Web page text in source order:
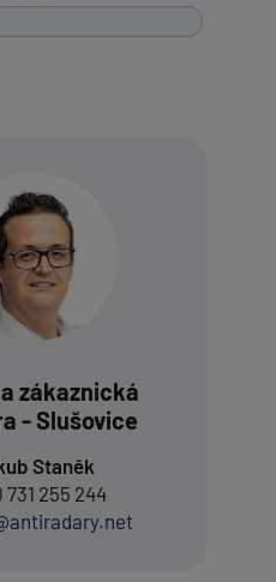
zákaznická
- Slušovice
Staněk
731 255 244